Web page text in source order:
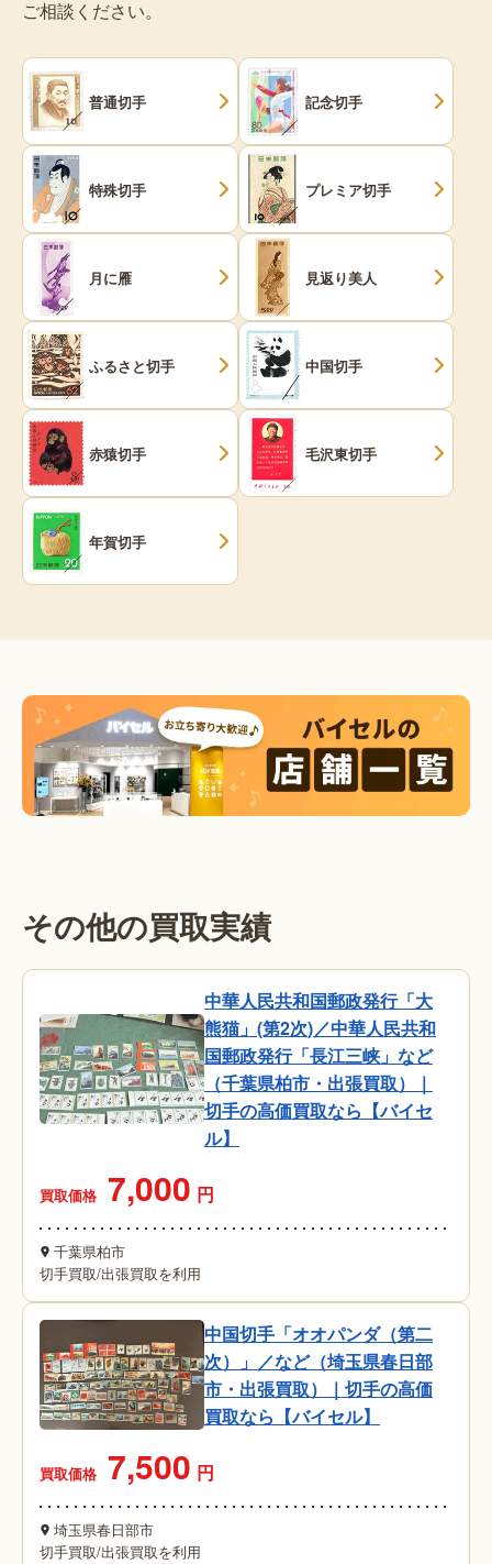
ご相談ください。
普通切手 記念切手
特殊切手 プレミア切手
月に雁 見返り美人
ふるさと切手 中国切手
赤猿切手 毛沢東切手
年賀切手
その他の買取実績
中華人民共和国郵政発行「大
熊猫」(第2次)／中華人民共和
国郵政発行「長江三峡」など
（千葉県柏市・出張買取）｜
切手の高価買取なら【バイセ
ル】
買取価格 7,000 円
千葉県柏市
切手買取/出張買取を利用
中国切手「オオパンダ（第二
次）」／など（埼玉県春日部
市・出張買取）｜切手の高価
買取なら【バイセル】
買取価格 7,500 円
埼玉県春日部市
切手買取/出張買取を利用